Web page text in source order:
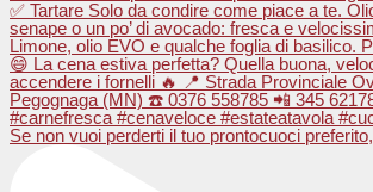
Se non vuoi perderti il tuo prontocuoci preferito,